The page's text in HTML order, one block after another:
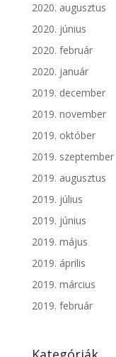
2020. augusztus
2020. június
2020. február
2020. január
2019. december
2019. november
2019. október
2019. szeptember
2019. augusztus
2019. július
2019. június
2019. május
2019. április
2019. március
2019. február